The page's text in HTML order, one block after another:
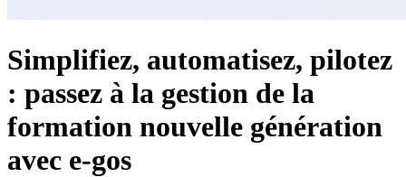
Simplifiez, automatisez, pilotez
: passez à la gestion de la
formation nouvelle génération
avec e-gos